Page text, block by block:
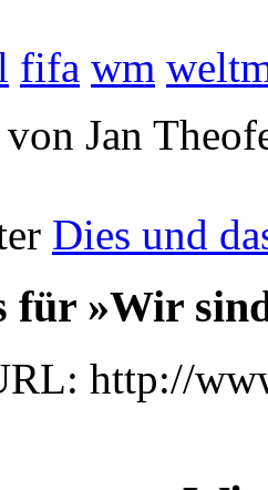
fifa wm
von Jan
Dies und
für »Wir
http://